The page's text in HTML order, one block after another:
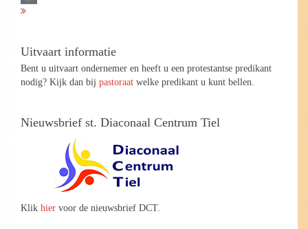
Uitvaart informatie
Bent u uitvaart ondernemer en heeft u een protestantse predikant
nodig? Kijk dan bij pastoraat welke predikant u kunt bellen.
Nieuwsbrief st. Diaconaal Centrum Tiel
Klik hier voor de nieuwsbrief DCT.